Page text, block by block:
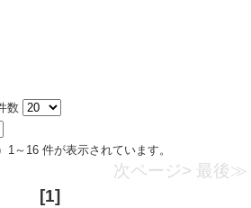
数
～16 件が表示されています。
次ページ> 最後≫
[1]